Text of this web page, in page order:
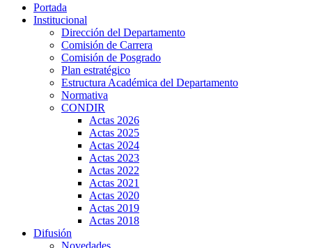
Portada
Institucional
Dirección del Departamento
Comisión de Carrera
Comisión de Posgrado
Plan estratégico
Estructura Académica del Departamento
Normativa
CONDIR
Actas 2026
Actas 2025
Actas 2024
Actas 2023
Actas 2022
Actas 2021
Actas 2020
Actas 2019
Actas 2018
Difusión
Novedades